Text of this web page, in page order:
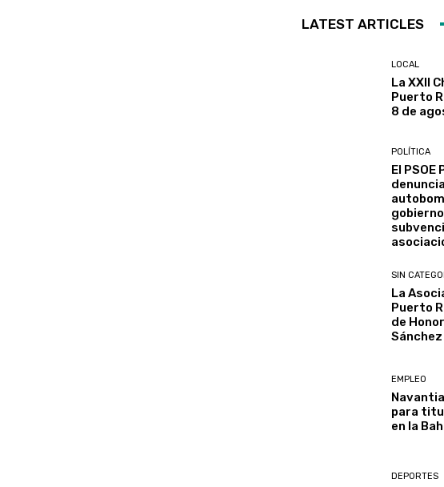
LATEST ARTICLES
LOCAL
La XXII
Puerto
8 de
POLÍTICA
El PSOE
SIN
La
Puerto
de
Sánchez
EMPLEO
para
en la
DEPORTES